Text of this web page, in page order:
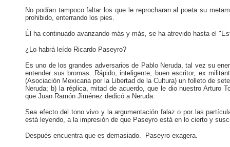
No podían tampoco faltar los que le reprocharan al poeta su
prohibido, enterrando los pies.
Él ha continuado avanzando más y más, se ha atrevido hasta el
¿Lo habrá leído Ricardo Paseyro?
Es uno de los grandes adversarios de Pablo Neruda, tal vez su
entender sus bromas. Rápido, inteligente, buen escritor, ex
(Asociación Mexicana por la Libertad de la Cultura) un folleto de
Neruda; b) la réplica, mitad de acuerdo, que le dio nuestro Arturo
que Juan Ramón Jiménez dedicó a Neruda.
Sea efecto del tono vivo y la argumentación falaz o por las
está leyendo, a la impresión de que Paseyro está en lo cierto y
Después encuentra que es demasiado. Paseyro exagera.